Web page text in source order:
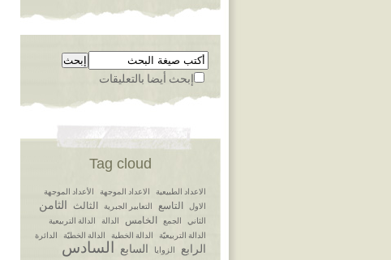
إبحث أيضا بالتعليقات
Tag cloud
الاعداد الطبيعية الاعداد الموجهة
الأعداد الموجهة
الاول
التاسع التعابير الجبرية الثالث الثامن
الثاني الجمع الخامس الدالة
الدالة التربيعية
الدالة التربيعيّة
الدالة الخطية الدالة الخطيّة الدائرة
الرابع الزوايا السابع السادس